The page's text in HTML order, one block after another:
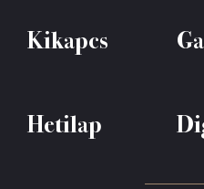
Kikapcs
Hetilap